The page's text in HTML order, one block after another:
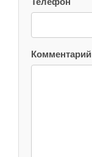
Комментарий